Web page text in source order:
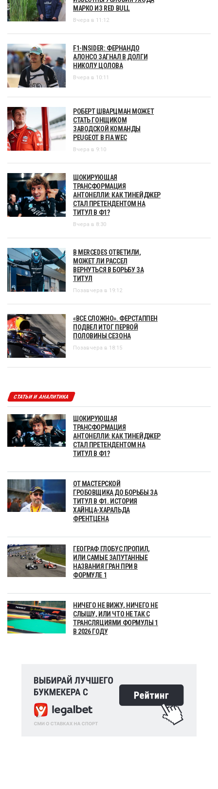
МАРКО ИЗ RED BULL
Вчера в 11:12
F1-INSIDER: ФЕРНАНДО
АЛОНСО ЗАГНАЛ В ДОЛГИ
НИКОЛУ ЦОЛОВА
Вчера в 10:11
РОБЕРТ ШВАРЦМАН МОЖЕТ
СТАТЬ ГОНЩИКОМ
ЗАВОДСКОЙ КОМАНДЫ
PEUGEOT В FIA WEC
Вчера в 9:10
ШОКИРУЮЩАЯ
ТРАНСФОРМАЦИЯ
АНТОНЕЛЛИ: КАК ТИНЕЙДЖЕР
СТАЛ ПРЕТЕНДЕНТОМ НА
ТИТУЛ В Ф1?
Вчера в 8:30
В MERCEDES ОТВЕТИЛИ,
МОЖЕТ ЛИ РАССЕЛ
ВЕРНУТЬСЯ В БОРЬБУ ЗА
ТИТУЛ
Позавчера в 19:12
«ВСЕ СЛОЖНО». ФЕРСТАППЕН
ПОДВЕЛ ИТОГ ПЕРВОЙ
ПОЛОВИНЫ СЕЗОНА
Позавчера в 18:15
СТАТЬИ И АНАЛИТИКА
ШОКИРУЮЩАЯ
ТРАНСФОРМАЦИЯ
АНТОНЕЛЛИ: КАК ТИНЕЙДЖЕР
СТАЛ ПРЕТЕНДЕНТОМ НА
ТИТУЛ В Ф1?
ОТ МАСТЕРСКОЙ
ГРОБОВЩИКА ДО БОРЬБЫ ЗА
ТИТУЛ В Ф1. ИСТОРИЯ
ХАЙНЦА-ХАРАЛЬДА
ФРЕНТЦЕНА
ГЕОГРАФ ГЛОБУС ПРОПИЛ,
ИЛИ САМЫЕ ЗАПУТАННЫЕ
НАЗВАНИЯ ГРАН ПРИ В
ФОРМУЛЕ 1
НИЧЕГО НЕ ВИЖУ, НИЧЕГО НЕ
СЛЫШУ, ИЛИ ЧТО НЕ ТАК С
ТРАНСЛЯЦИЯМИ ФОРМУЛЫ 1
В 2026 ГОДУ